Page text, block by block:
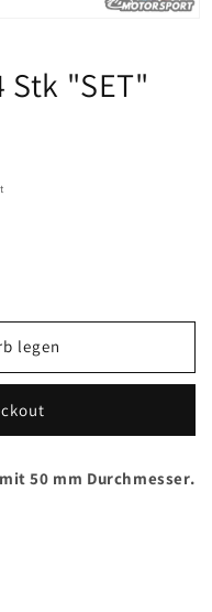
"SET"
legen
50 mm Durchmesser.